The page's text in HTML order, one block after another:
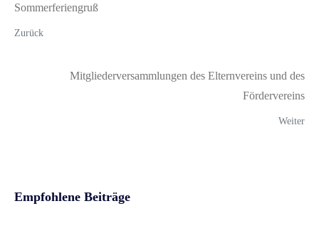
Sommerferiengruß
Zurück
Mitgliederversammlungen des Elternvereins und des
Fördervereins
Weiter
Empfohlene Beiträge